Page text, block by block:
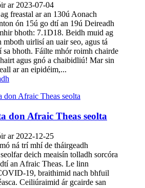
ar 2023-07-04
freastal ar an 130ú Aonach
ón 15ú go dtí an 19ú Deireadh
bhoth: 7.1D18. Beidh muid ag
mboth uirlisí an uair seo, agus tá
sa bhoth. Fáilte mhór roimh chairde
agus gnó a chaibidliú! Mar sin
ar an eipidéim,...
don Afraic Theas seolta
ar 2022-12-25
ná trí mhí de tháirgeadh
deich meaisín tolladh sorcóra
an Afraic Theas. Le linn
19, braithimid nach bhfuil
Ceiliúraimid ár gcairde san